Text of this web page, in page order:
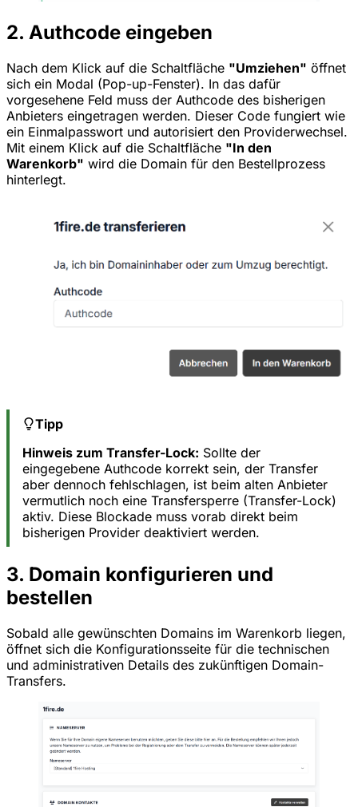
2. Authcode eingeben
Nach dem Klick auf die Schaltfläche "Umziehen" öffnet
sich ein Modal (Pop-up-Fenster). In das dafür
vorgesehene Feld muss der Authcode des bisherigen
Anbieters eingetragen werden. Dieser Code fungiert wie
ein Einmalpasswort und autorisiert den Providerwechsel.
Mit einem Klick auf die Schaltfläche "In den
Warenkorb" wird die Domain für den Bestellprozess
hinterlegt.
Tipp
Hinweis zum Transfer-Lock: Sollte der
eingegebene Authcode korrekt sein, der Transfer
aber dennoch fehlschlagen, ist beim alten Anbieter
vermutlich noch eine Transfersperre (Transfer-Lock)
aktiv. Diese Blockade muss vorab direkt beim
bisherigen Provider deaktiviert werden.
3. Domain konfigurieren und
bestellen
Sobald alle gewünschten Domains im Warenkorb liegen,
öffnet sich die Konfigurationsseite für die technischen
und administrativen Details des zukünftigen Domain-
Transfers.